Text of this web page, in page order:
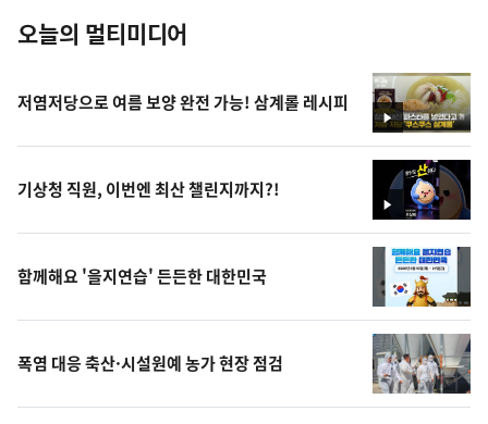
오늘의 멀티미디어
영
상
저염저당으로 여름 보양 완전 가능! 삼계롤 레시피
영
상
기상청 직원, 이번엔 최산 챌린지까지?!
함께해요 '을지연습' 든든한 대한민국
폭염 대응 축산·시설원예 농가 현장 점검